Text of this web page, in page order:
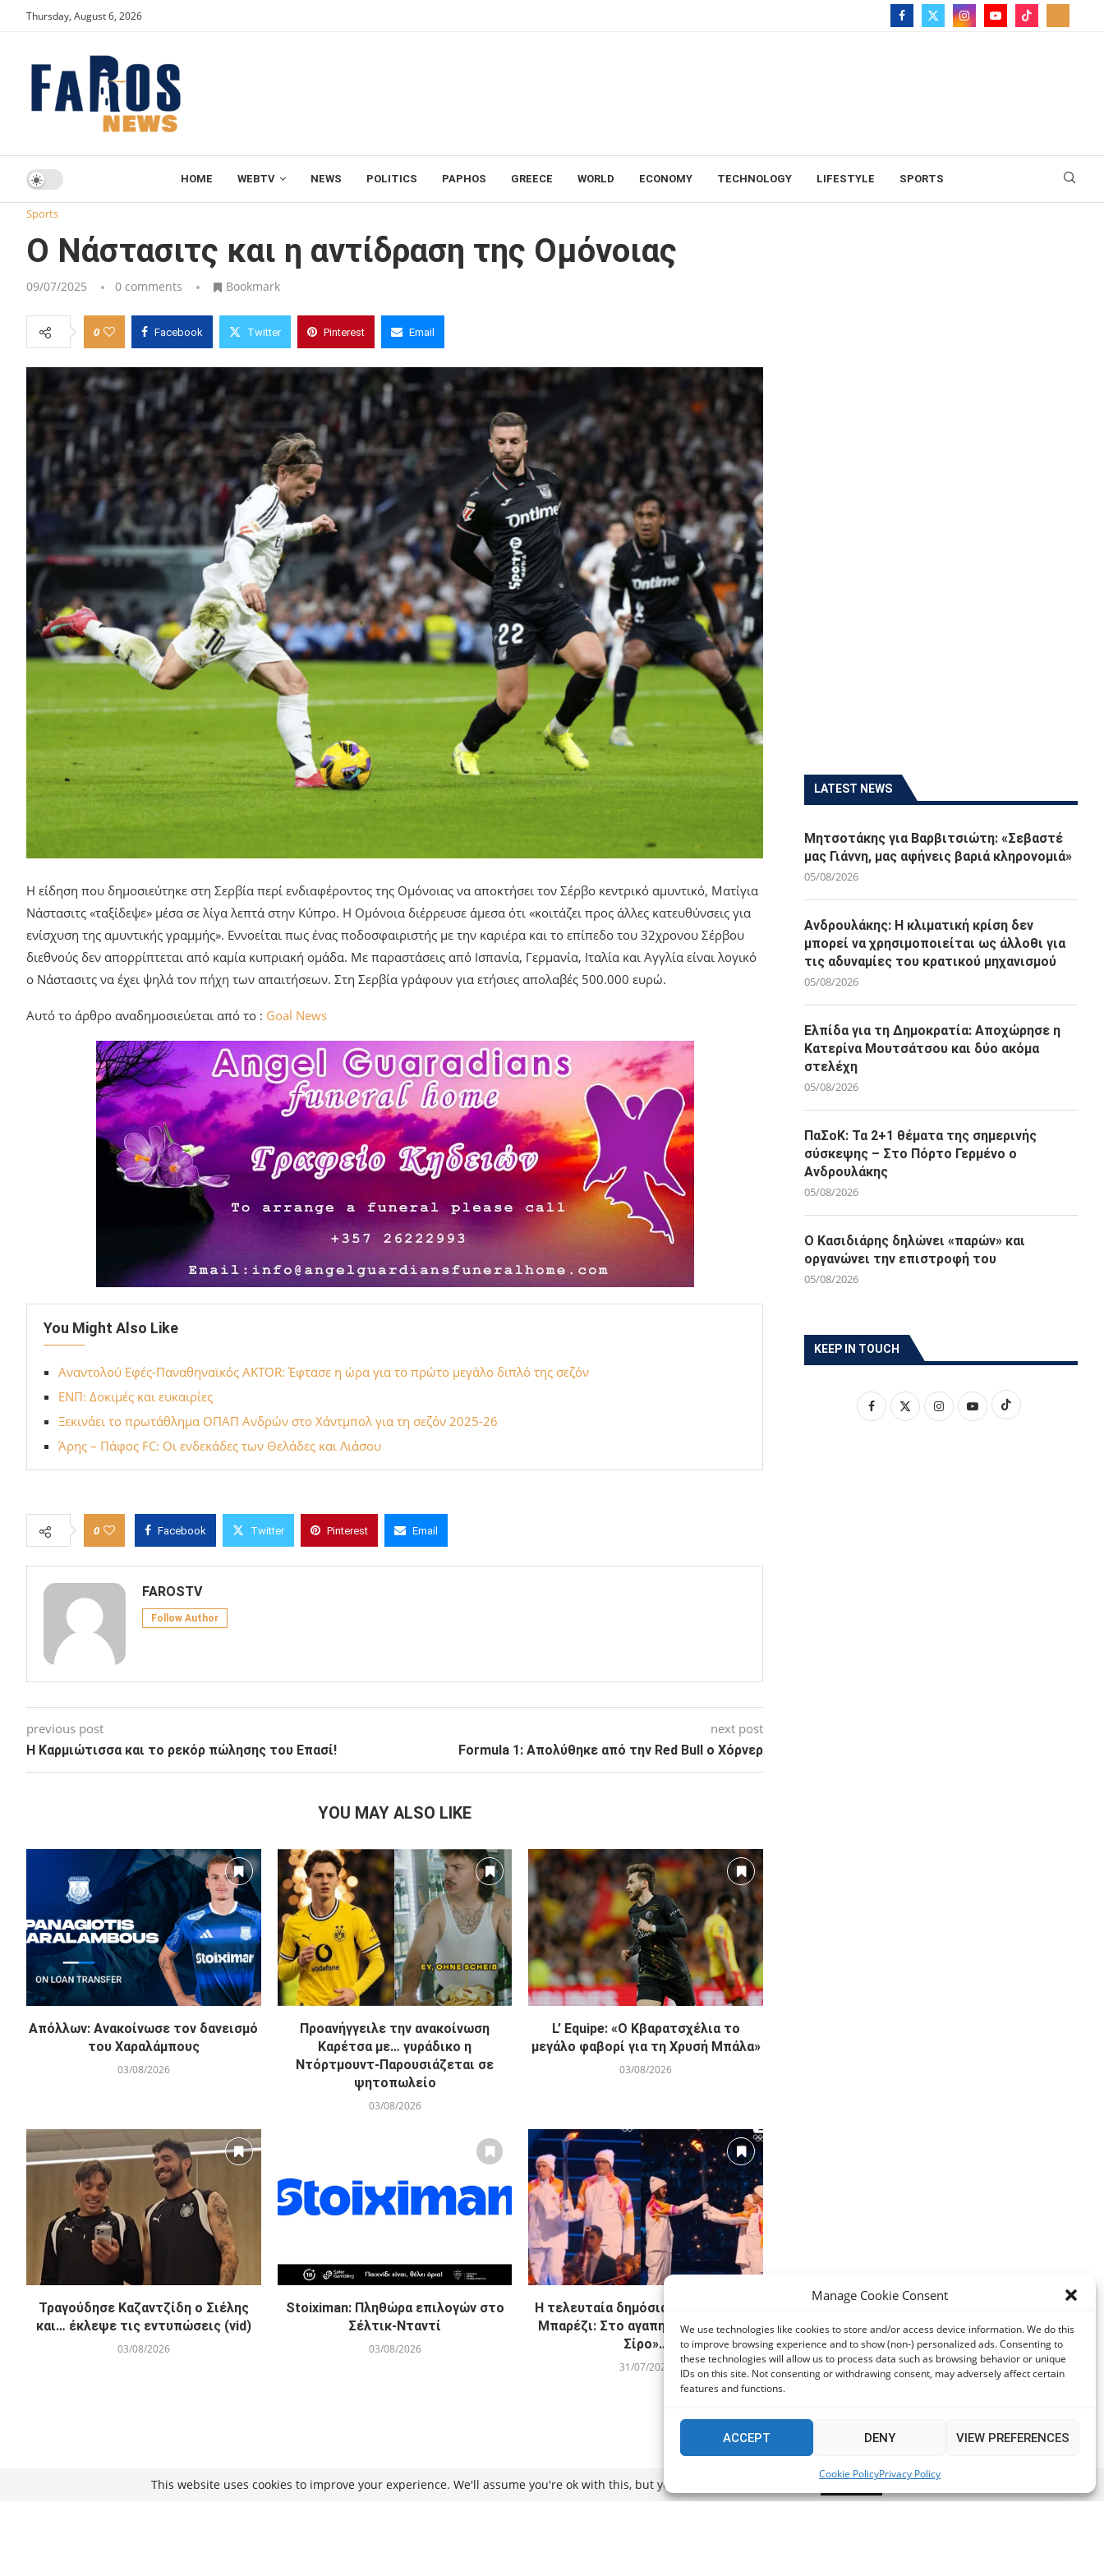
Manage Cookie Consent
We use technologies like cookies to store and/or access device information. We do this
to improve browsing experience and to show (non-) personalized ads. Consenting to
these technologies will allow us to process data such as browsing behavior or unique
IDs on this site. Not consenting or withdrawing consent, may adversely affect certain
features and functions.
ACCEPT DENY VIEW PREFERENCES
Cookie PolicyPrivacy Policy
Thursday, August 6, 2026
HOME WEBTV NEWS POLITICS PAPHOS GREECE WORLD ECONOMY TECHNOLOGY LIFESTYLE SPORTS
Home Ο Νάστασιτς και η αντίδραση της Ομόνοιας
Sports
Ο Νάστασιτς και η αντίδραση της Ομόνοιας
09/07/2025 0 comments Bookmark
0 Facebook Twitter Pinterest Email
Η είδηση που δημοσιεύτηκε στη Σερβία περί ενδιαφέροντος της Ομόνοιας να αποκτήσει τον Σέρβο κεντρικό αμυντικό, Ματίγια
Νάστασιτς «ταξίδεψε» μέσα σε λίγα λεπτά στην Κύπρο. Η Ομόνοια διέρρευσε άμεσα ότι «κοιτάζει προς άλλες κατευθύνσεις για
ενίσχυση της αμυντικής γραμμής». Εννοείται πως ένας ποδοσφαιριστής με την καριέρα και το επίπεδο του 32χρονου Σέρβου
διεθνούς δεν απορρίπτεται από καμία κυπριακή ομάδα. Με παραστάσεις από Ισπανία, Γερμανία, Ιταλία και Αγγλία είναι λογικό
ο Νάστασιτς να έχει ψηλά τον πήχη των απαιτήσεων. Στη Σερβία γράφουν για ετήσιες απολαβές 500.000 ευρώ.
Αυτό το άρθρο αναδημοσιεύεται από το : Goal News
You Might Also Like
Αναντολού Εφές-Παναθηναϊκός AKTOR: Έφτασε η ώρα για το πρώτο μεγάλο διπλό της σεζόν
ΕΝΠ: Δοκιμές και ευκαιρίες
Ξεκινάει το πρωτάθλημα ΟΠΑΠ Ανδρών στο Χάντμπολ για τη σεζόν 2025-26
Άρης – Πάφος FC: Οι ενδεκάδες των Θελάδες και Λιάσου
0 Facebook Twitter Pinterest Email
FAROSTV
Follow Author
previous post
H Kαρμιώτισσα και το ρεκόρ πώλησης του Επασί!
next post
Formula 1: Απολύθηκε από την Red Bull ο Χόρνερ
YOU MAY ALSO LIKE
Απόλλων: Ανακοίνωσε τον δανεισμό
του Χαραλάμπους
03/08/2026
Προανήγγειλε την ανακοίνωση
Καρέτσα με… γυράδικο η
Ντόρτμουντ-Παρουσιάζεται σε
ψητοπωλείο
03/08/2026
L’ Equipe: «Ο Κβαρατσχέλια το
μεγάλο φαβορί για τη Χρυσή Μπάλα»
03/08/2026
Τραγούδησε Καζαντζίδη ο Σιέλης
και… έκλεψε τις εντυπώσεις (vid)
03/08/2026
Stoiximan: Πληθώρα επιλογών στο
Σέλτικ-Νταντί
03/08/2026
Η τελευταία δημόσια εμφάνιση του
Μπαρέζι: Στο αγαπημένο του «Σαν
Σίρο»…
31/07/2026
LATEST NEWS
Μητσοτάκης για Βαρβιτσιώτη: «Σεβαστέ
μας Γιάννη, μας αφήνεις βαριά κληρονομιά»
05/08/2026
Ανδρουλάκης: Η κλιματική κρίση δεν
μπορεί να χρησιμοποιείται ως άλλοθι για
τις αδυναμίες του κρατικού μηχανισμού
05/08/2026
Ελπίδα για τη Δημοκρατία: Αποχώρησε η
Κατερίνα Μουτσάτσου και δύο ακόμα
στελέχη
05/08/2026
ΠαΣοΚ: Τα 2+1 θέματα της σημερινής
σύσκεψης – Στο Πόρτο Γερμένο ο
Ανδρουλάκης
05/08/2026
Ο Κασιδιάρης δηλώνει «παρών» και
οργανώνει την επιστροφή του
05/08/2026
KEEP IN TOUCH
This website uses cookies to improve your experience. We'll assume you're ok with this, but you can opt-out if you wish. Accept Read More